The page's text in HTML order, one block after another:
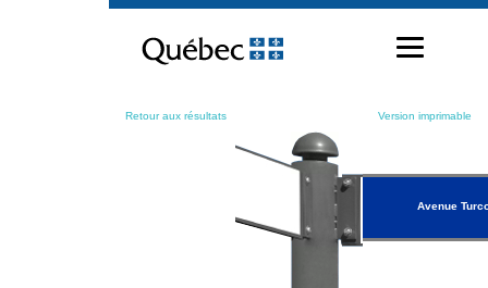
contenu
Retour aux résultats Version imprimable
Avenue